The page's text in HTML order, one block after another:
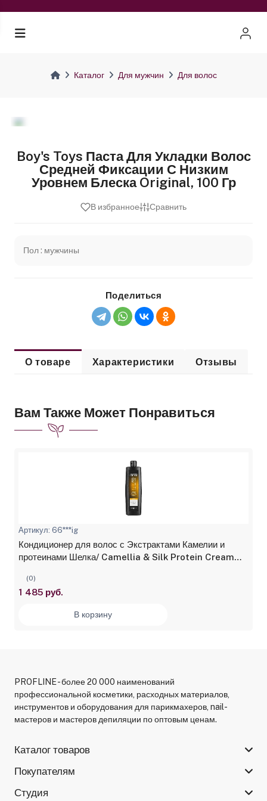
Каталог Для мужчин Для волос
Boy's Toys Паста Для Укладки Волос
Средней Фиксации С Низким
Уровнем Блеска Original, 100 Гр
В избранное Сравнить
Пол : мужчины
Поделиться
О товаре Характеристики Отзывы
Вам Также Может Понравиться
Артикул: 66***ig
Кондиционер для волос с Экстрактами Камелии и
протеинами Шелка/ Camellia & Silk Protein Cream
(0)
1 485 руб.
В корзину
PROFLINE - более 20 000 наименований
профессиональной косметики, расходных материалов,
инструментов и оборудования для парикмахеров, nail-
мастеров и мастеров депиляции по оптовым ценам.
Каталог товаров
Покупателям
Студия